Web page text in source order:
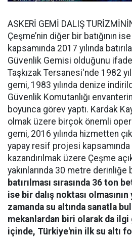
ASKERİ GEMİ DALIŞ
Çeşme’nin diğer bir batığının
kapsamında 2017 yılında
Güvenlik Gemisi olduğunu
Taşkızak Tersanesi'nde 1982
gemi, 1983 yılında denize
Güvenlik Komutanlığı
boyunca görev yaptı. Kardak
olmak üzere birçok önemli
gemi, 2016 yılında hizmetten
yapay resif projesi kapsamında
kazandırılmak üzere Çeşme
yakınlarında 30 metre derinliğe
batırılması sırasında 36 ton
ise bir dalış noktası olmasının
zamanda su altında sanatla
mekanlardan biri olarak da
içinde, Türkiye'nin ilk su altı